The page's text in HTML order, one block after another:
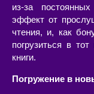
из-за
эффект от
чтения, и, как
погрузиться в
книги.
Погружение в